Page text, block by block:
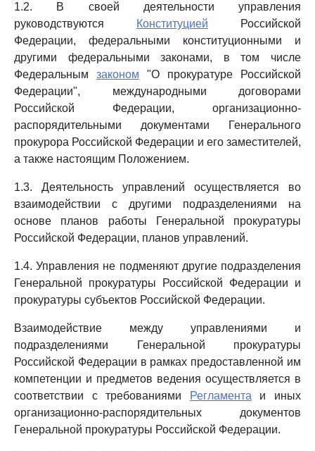
1.2. В своей деятельности управления
руководствуются
Конституцией Российской
Федерации, федеральными конституционными и
другими федеральными законами, в том числе
Федеральным законом "О прокуратуре Российской
Федерации", международными договорами
Российской Федерации, организационно-
распорядительными документами Генерального
прокурора Российской Федерации и его заместителей,
а также настоящим Положением.
1.3. Деятельность управлений осуществляется во
взаимодействии с другими подразделениями на
основе планов работы Генеральной прокуратуры
Российской Федерации, планов управлений.
1.4. Управления не подменяют другие подразделения
Генеральной прокуратуры Российской Федерации и
прокуратуры субъектов Российской Федерации.
Взаимодействие между управлениями и
подразделениями Генеральной прокуратуры
Российской Федерации в рамках предоставленной им
компетенции и предметов ведения осуществляется в
соответствии с требованиями
Регламента и иных
организационно-распорядительных документов
Генеральной прокуратуры Российской Федерации.